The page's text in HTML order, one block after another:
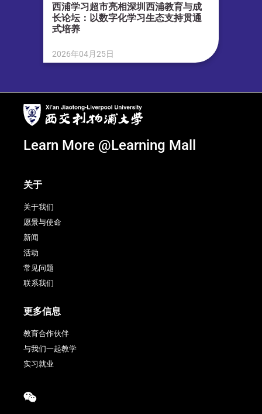
西浦学习超市亮相深圳西浦教育与成
长论坛：以数字化学习生态支持贯通
式培养
2026年04月25日
Learn More @Learning Mall
关于
关于我们
愿景与使命
新闻
活动
常见问题
联系我们
更多信息
教育合作伙伴
与我们一起教学
实习就业